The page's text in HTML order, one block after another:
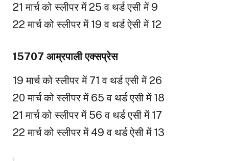
21 मार्च को स्लीपर में 25 व थर्ड एसी में 9
22 मार्च को स्लीपर में 19 व थर्ड ऐसी में 12
15707 आम्रपाली एक्सप्रेस
19 मार्च को स्लीपर में 71 व थर्ड एसी में 26
20 मार्च को स्लीपर में 65 व थर्ड एसी में 18
21 मार्च को स्लीपर में 56 व थर्ड एसी में 17
22 मार्च को स्लीपर में 49 व थर्ड ऐसी में 13